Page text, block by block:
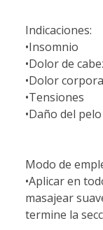
Indicaciones:
•Insomnio
•Dolor de
•Dolor
•Tensiones
•Daño del pelo
Modo de
•Aplicar en
masajear
termine la